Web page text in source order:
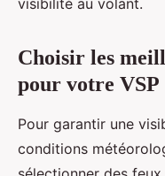
visibilité au volant.
Choisir les
pour votre VSP
Pour garantir une
conditions